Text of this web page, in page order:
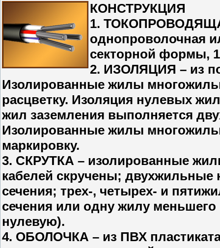
КОНСТРУКЦИЯ
1.
однопроволочная
секторной формы,
2. ИЗОЛЯЦИЯ – из
Изолированные жилы
расцветку. Изоляция нулевых
жил заземления выполняется
Изолированные жилы
маркировку.
3. СКРУТКА – изолированные
кабелей скручены;
сечения; трех-, четырех- и
сечения или одну жилу
нулевую).
4. ОБОЛОЧКА – из ПВХ